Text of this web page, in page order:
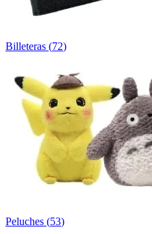
Billeteras (72)
Peluches (53)